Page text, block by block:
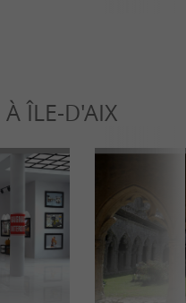
À ÎLE-D'AIX